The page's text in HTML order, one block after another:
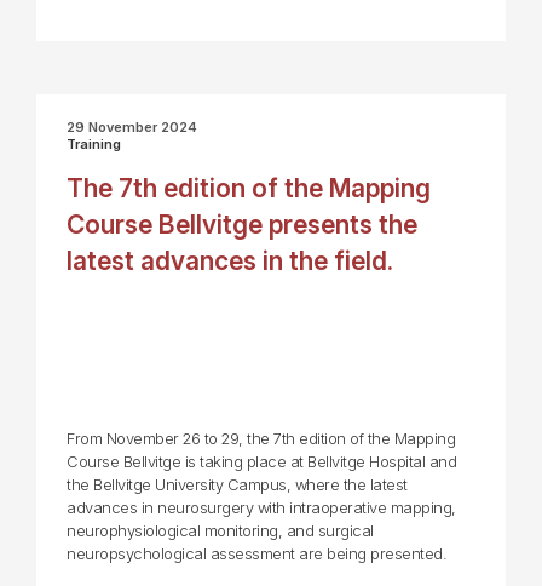
29 November 2024
Training
The 7th edition of the Mapping
Course Bellvitge presents the
latest advances in the field.
From November 26 to 29, the 7th edition of the Mapping
Course Bellvitge is taking place at Bellvitge Hospital and
the Bellvitge University Campus, where the latest
advances in neurosurgery with intraoperative mapping,
neurophysiological monitoring, and surgical
neuropsychological assessment are being presented.